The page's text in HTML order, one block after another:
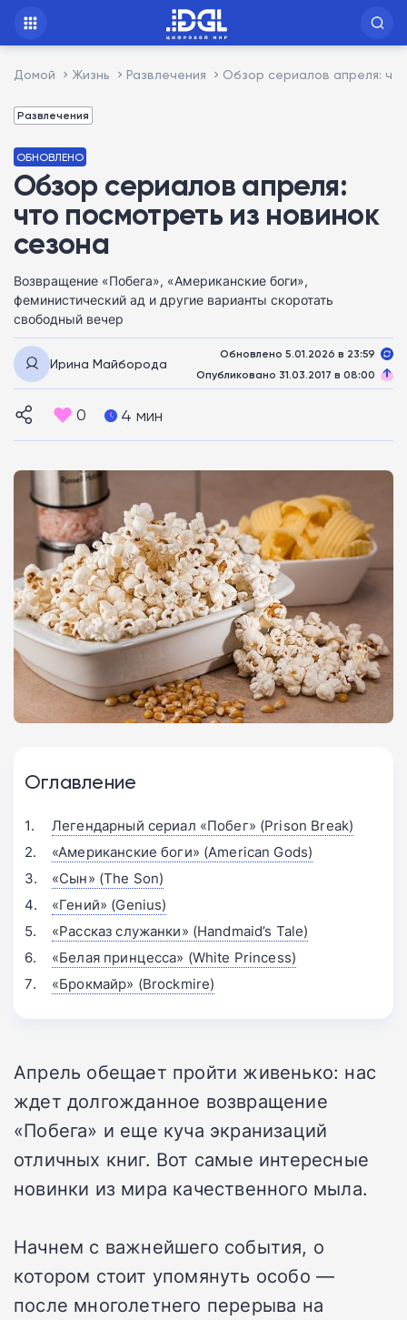
Домой Жизнь Развлечения Обзор сериалов апреля:
Развлечения
ОБНОВЛЕНО
Обзор сериалов апреля:
что посмотреть из новинок
сезона
Возвращение «Побега», «Американские боги»,
феминистический ад и другие варианты скоротать
свободный вечер
Ирина Майборода
Обновлено 5.01.2026 в 23:59
Опубликовано 31.03.2017 в 08:00
0 4 мин
Оглавление
Легендарный сериал «Побег» (Prison Break)
«Американские боги» (American Gods)
«Сын» (The Son)
«Гений» (Genius)
«Рассказ служанки» (Handmaid’s Tale)
«Белая принцесса» (White Princess)
«Брокмайр» (Brockmire)
Апрель обещает пройти живенько: нас
ждет долгожданное возвращение
«Побега» и еще куча экранизаций
отличных книг. Вот самые интересные
новинки из мира качественного мыла.
Начнем с важнейшего события, о
котором стоит упомянуть особо —
после многолетнего перерыва на